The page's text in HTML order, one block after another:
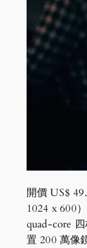
開價 US$
1024 x 600
quad-core
置 200 萬像